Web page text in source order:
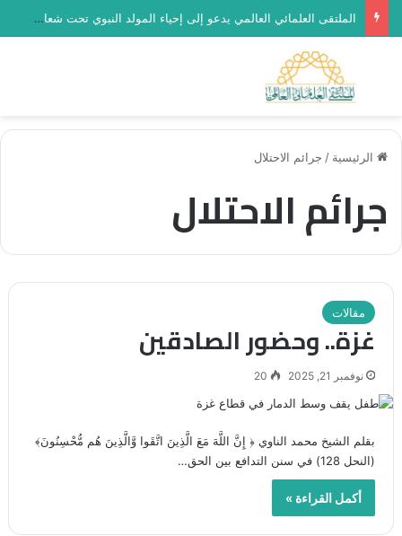
الملتقى العلمائي العالمي يدعو إلى إحياء المولد النبوي تحت شعار “رحماء بينهم”
بحث عن
الرئيسية / جرائم الاحتلال
جرائم الاحتلال
مقالات
غزة.. وحضور الصادقين
نوفمبر 21, 2025 20
بقلم الشيخ محمد الناوي ﴿ إِنَّ اللَّهَ مَعَ الَّذِينَ اتَّقَوا وَّالَّذِينَ هُم مُّحْسِنُونَ﴾
(النحل 128) في سنن التدافع بين الحق…
أكمل القراءة »